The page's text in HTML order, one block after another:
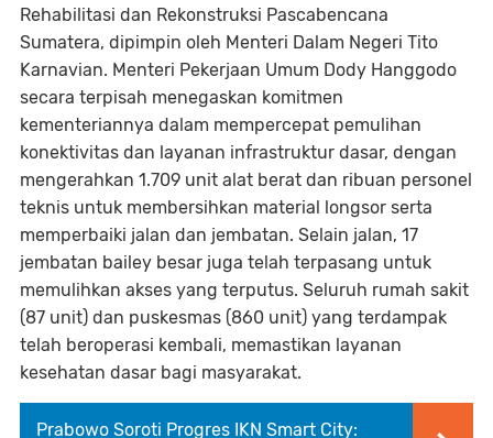
Rehabilitasi dan Rekonstruksi Pascabencana
Sumatera, dipimpin oleh Menteri Dalam Negeri Tito
Karnavian. Menteri Pekerjaan Umum Dody Hanggodo
secara terpisah menegaskan komitmen
kementeriannya dalam mempercepat pemulihan
konektivitas dan layanan infrastruktur dasar, dengan
mengerahkan 1.709 unit alat berat dan ribuan personel
teknis untuk membersihkan material longsor serta
memperbaiki jalan dan jembatan. Selain jalan, 17
jembatan bailey besar juga telah terpasang untuk
memulihkan akses yang terputus. Seluruh rumah sakit
(87 unit) dan puskesmas (860 unit) yang terdampak
telah beroperasi kembali, memastikan layanan
kesehatan dasar bagi masyarakat.
Prabowo Soroti Progres IKN Smart City: